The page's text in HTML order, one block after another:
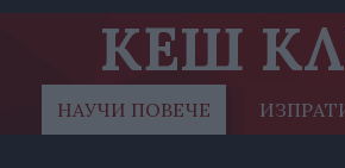
КЕШ
НАУЧИ ПОВЕЧЕ